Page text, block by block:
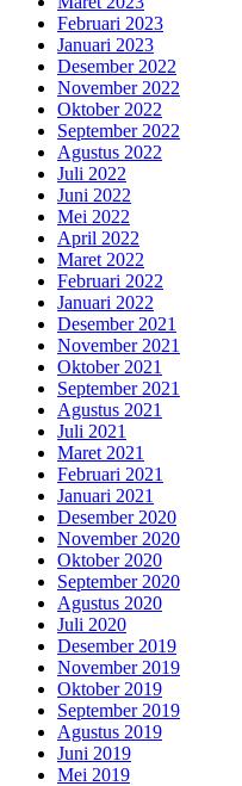
Februari 2023
Januari 2023
Desember 2022
November 2022
Oktober 2022
September 2022
Agustus 2022
Juli 2022
Juni 2022
Mei 2022
April 2022
Maret 2022
Februari 2022
Januari 2022
Desember 2021
November 2021
Oktober 2021
September 2021
Agustus 2021
Juli 2021
Maret 2021
Februari 2021
Januari 2021
Desember 2020
November 2020
Oktober 2020
September 2020
Agustus 2020
Juli 2020
Desember 2019
November 2019
Oktober 2019
September 2019
Agustus 2019
Juni 2019
Mei 2019